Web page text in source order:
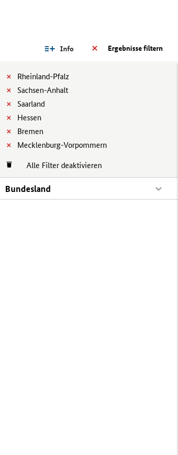
Ergebnisse filtern
Info
Rheinland-Pfalz
Sachsen-Anhalt
Saarland
Hessen
Bremen
Mecklenburg-Vorpommern
Alle Filter deaktivieren
Bundesland